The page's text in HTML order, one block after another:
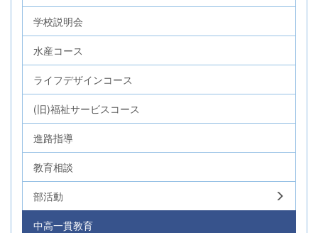
学校説明会
水産コース
ライフデザインコース
(旧)福祉サービスコース
進路指導
教育相談
部活動
中高一貫教育